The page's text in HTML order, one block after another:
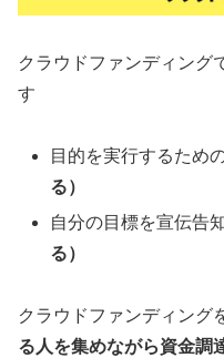
クラウドファンディング
す
目的を実行するため
る）
自分の目標を宣伝告
る）
クラウドファンディング
る人を集めながら資金調